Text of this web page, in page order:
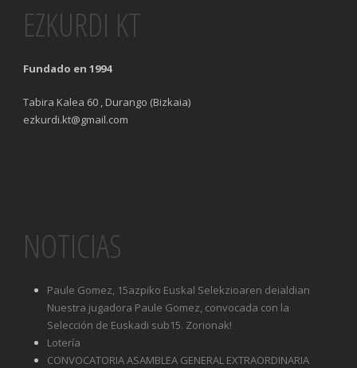
EZKURDI KT
Fundado en 1994
Tabira Kalea 60 , Durango (Bizkaia)
ezkurdi.kt@gmail.com
NOTICIAS
Paule Gomez, 15azpiko Euskal Selekzioaren deialdian
Nuestra jugadora Paule Gomez, convocada con la
Selección de Euskadi sub15. Zorionak!
Lotería
CONVOCATORIA ASAMBLEA GENERAL EXTRAORDINARIA